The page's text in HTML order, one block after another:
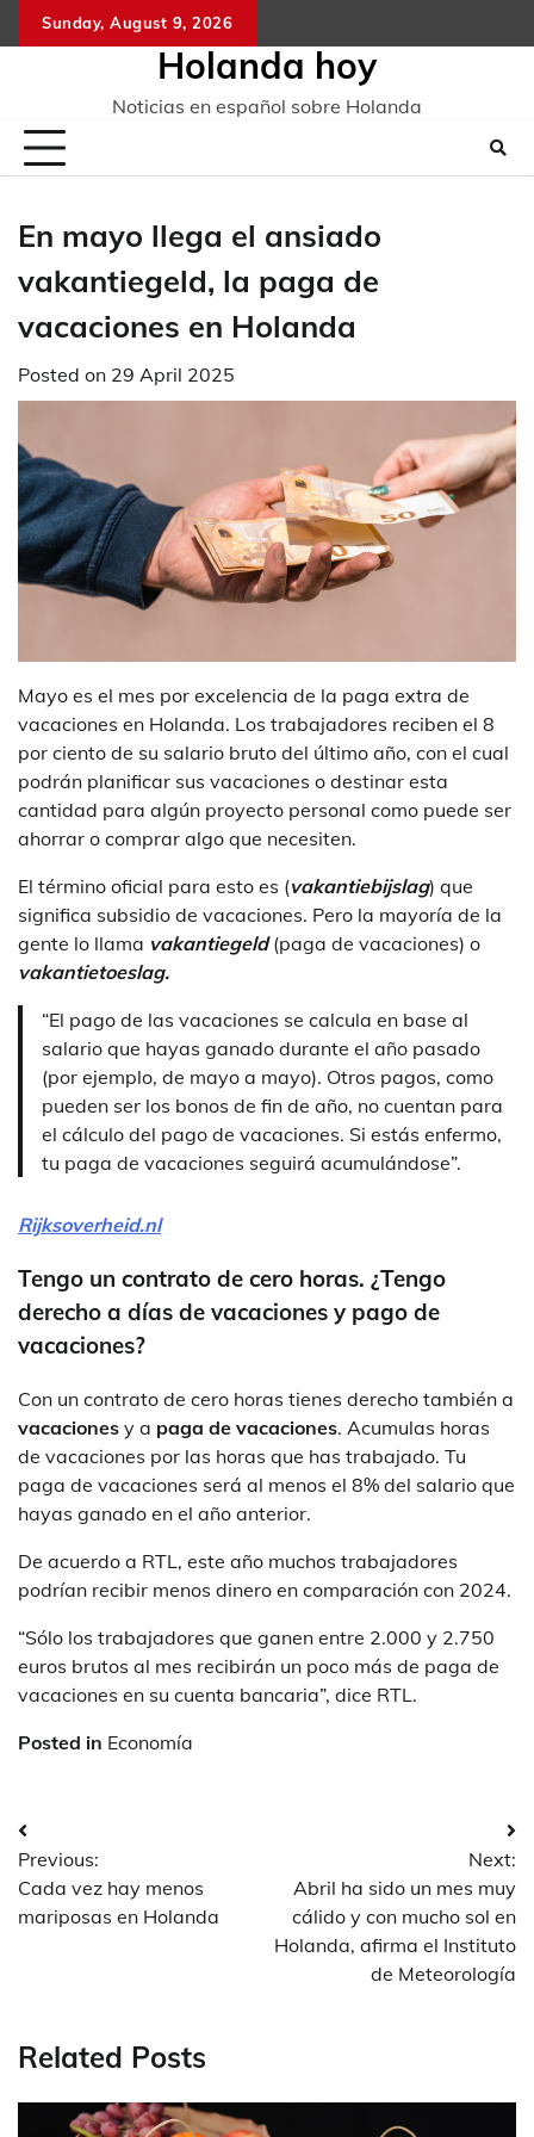
to
Sunday, August 9, 2026
Holanda hoy
Noticias en español sobre Holanda
En mayo llega el ansiado
vakantiegeld, la paga de
vacaciones en Holanda
Posted on 29 April 2025
Mayo es el mes por excelencia de la paga extra de
vacaciones en Holanda. Los trabajadores reciben el 8
por ciento de su salario bruto del último año, con el cual
podrán planificar sus vacaciones o destinar esta
cantidad para algún proyecto personal como puede ser
ahorrar o comprar algo que necesiten.
El término oficial para esto es (vakantiebijslag) que
significa subsidio de vacaciones. Pero la mayoría de la
gente lo llama vakantiegeld(paga de vacaciones) o
vakantietoeslag.
“El pago de las vacaciones se calcula en base al
salario que hayas ganado durante el año pasado
(por ejemplo, de mayo a mayo). Otros pagos, como
pueden ser los bonos de fin de año, no cuentan para
el cálculo del pago de vacaciones. Si estás enfermo,
tu paga de vacaciones seguirá acumulándose”.
Rijksoverheid.nl
Tengo un contrato de cero horas. ¿Tengo
derecho a días de vacaciones y pago de
vacaciones?
Con un contrato de cero horas tienes derecho también a
vacaciones y a paga de vacaciones. Acumulas horas
de vacaciones por las horas que has trabajado. Tu
paga de vacaciones será al menos el 8% del salario que
hayas ganado en el año anterior.
De acuerdo a RTL, este año muchos trabajadores
podrían recibir menos dinero en comparación con 2024.
“Sólo los trabajadores que ganen entre 2.000 y 2.750
euros brutos al mes recibirán un poco más de paga de
vacaciones en su cuenta bancaria”, dice RTL.
Posted in Economía
Post
navigation
Previous:
Cada vez hay menos
mariposas en Holanda
Next:
Abril ha sido un mes muy
cálido y con mucho sol en
Holanda, afirma el Instituto
de Meteorología
Related Posts